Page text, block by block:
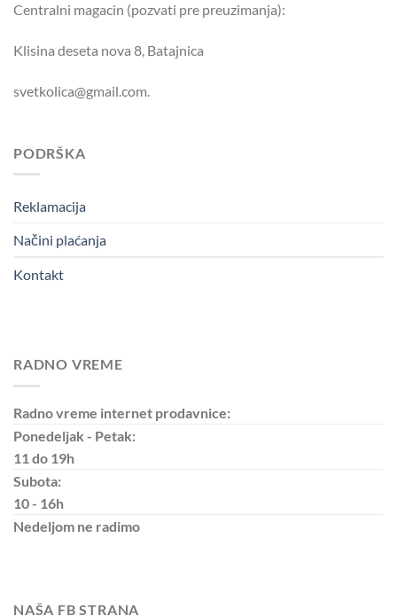
Centralni magacin (pozvati pre preuzimanja):
Klisina deseta nova 8, Batajnica
svetkolica@gmail.com.
PODRŠKA
Reklamacija
Načini plaćanja
Kontakt
RADNO VREME
Radno vreme internet prodavnice:
Ponedeljak - Petak:
11 do 19h
Subota:
10 - 16h
Nedeljom ne radimo
NAŠA FB STRANA